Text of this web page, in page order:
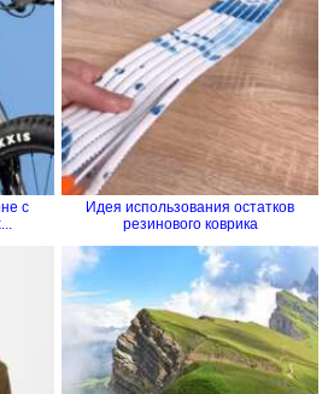
с
Идея использования остатков
резинового коврика